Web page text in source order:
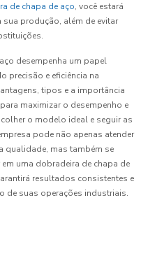
de chapa de aço, você estará
produção, além de evitar
desempenha um papel
precisão e eficiência na
tipos e a importância
maximizar o desempenho e
o modelo ideal e seguir as
pode não apenas atender
qualidade, mas também se
uma dobradeira de chapa de
resultados consistentes e
de suas operações industriais.